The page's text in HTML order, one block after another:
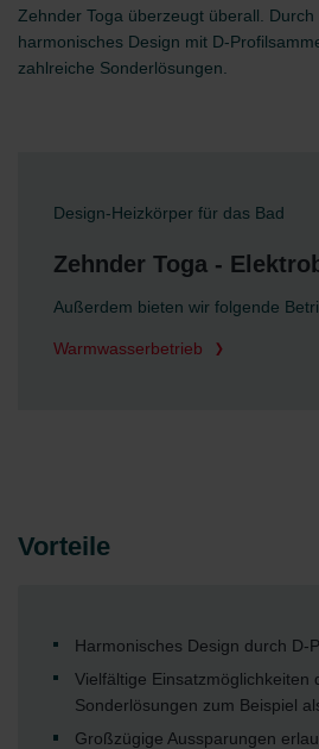
Zehnder Toga überzeugt überall.
harmonisches Design mit D-
zahlreiche Sonderlösungen.
Design-Heizkörper für das Bad
Zehnder Toga -
Außerdem bieten wir folgende
Warmwasserbetrieb
Vorteile
Harmonisches Design durch D-
Vielfältige Einsatzmöglichkeiten
Sonderlösungen zum Beispiel
Großzügige Aussparungen